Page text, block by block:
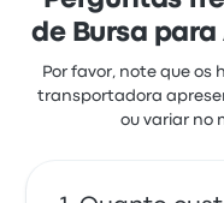
começam em 24 €
de Bursa
Por favor, note que os
transportadora
ou variar no